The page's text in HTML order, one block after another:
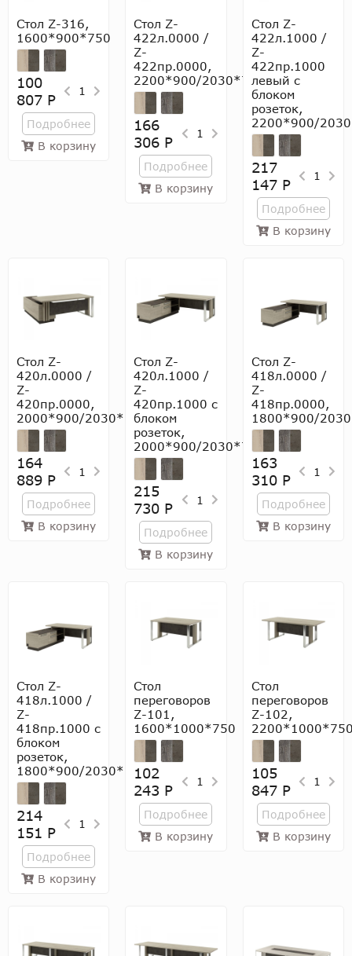
Стол Z-316,
1600*900*750
100
807 Р
1
Подробнее
В корзину
Стол Z-
422л.0000 /
Z-
422пр.0000,
2200*900/2030*750
166
306 Р
1
Подробнее
В корзину
Стол Z-
422л.1000 /
Z-
422пр.1000
левый с
блоком
розеток,
2200*900/
217
147 Р
1
Подробнее
В корзину
Стол Z-
420л.0000 /
Z-
420пр.0000,
2000*900/2030*750
164
889 Р
1
Подробнее
В корзину
Стол Z-
420л.1000 /
Z-
420пр.1000 с
блоком
розеток,
2000*900/2030*750
215
730 Р
1
Подробнее
В корзину
Стол Z-
418л.0000 /
Z-
418пр.0000,
1800*900/
163
310 Р
1
Подробнее
В корзину
Стол Z-
418л.1000 /
Z-
418пр.1000 с
блоком
розеток,
1800*900/2030*750
214
151 Р
1
Подробнее
В корзину
Стол
переговоров
Z-101,
1600*1000*750
102
243 Р
1
Подробнее
В корзину
Стол
переговоров
Z-102,
105
847 Р
1
Подробнее
В корзину